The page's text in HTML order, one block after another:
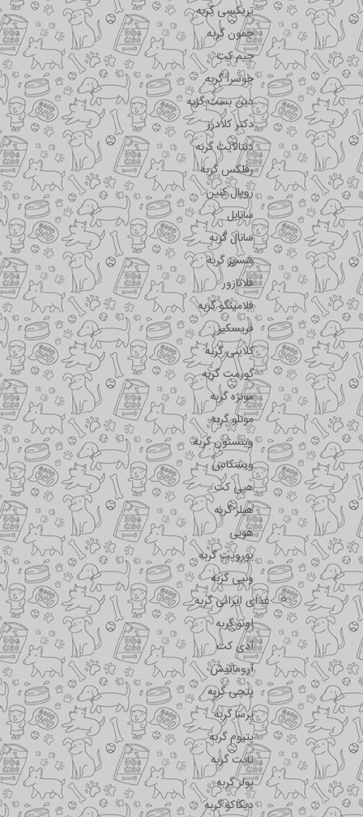
تریکسی گربه
جمون گربه
جیم کت
جوسرا گربه
دین بست گربه
دکتر کلادرز
دنتالایت گربه
رفلکس گربه
رویال کنین
سانابل
سانال گربه
شسیر گربه
فلاتازور
فلامینگو گربه
فریسکیز
کلاینی گربه
گورمت گربه
مونژه گربه
مونلو گربه
وینستون گربه
ویسکاس
هپی کت
هیلز گربه
هوبی
یوروپت گربه
ونپی گربه
غذای ایرانی گربه
اونو گربه
آدی کت
آروماتیش
پتچی گربه
پرسا گربه
پتیوم گربه
تاپت گربه
پولر گربه
دیکاکو گربه